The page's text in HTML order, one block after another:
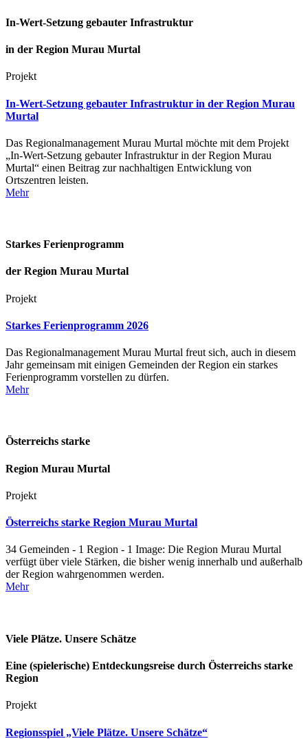
In-Wert-Setzung gebauter Infrastruktur
in der Region Murau Murtal
Projekt
In-Wert-Setzung gebauter Infrastruktur in der Region Murau
Murtal
Das Regionalmanagement Murau Murtal möchte mit dem Projekt
„In-Wert-Setzung gebauter Infrastruktur in der Region Murau
Murtal“ einen Beitrag zur nachhaltigen Entwicklung von
Ortszentren leisten.
Mehr
Starkes Ferienprogramm
der Region Murau Murtal
Projekt
Starkes Ferienprogramm 2026
Das Regionalmanagement Murau Murtal freut sich, auch in diesem
Jahr gemeinsam mit einigen Gemeinden der Region ein starkes
Ferienprogramm vorstellen zu dürfen.
Mehr
Österreichs starke
Region Murau Murtal
Projekt
Österreichs starke Region Murau Murtal
34 Gemeinden - 1 Region - 1 Image: Die Region Murau Murtal
verfügt über viele Stärken, die bisher wenig innerhalb und außerhalb
der Region wahrgenommen werden.
Mehr
Viele Plätze. Unsere Schätze
Eine (spielerische) Entdeckungsreise durch Österreichs starke
Region
Projekt
Regionsspiel „Viele Plätze. Unsere Schätze“